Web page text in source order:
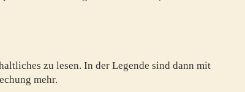
zu lesen. In der Legende sind dann mit
mehr.